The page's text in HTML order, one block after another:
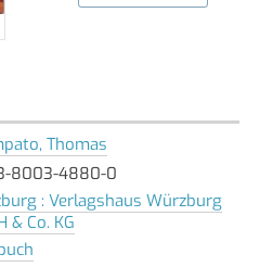
Thomas
8003-4880-0
: Verlagshaus Würzburg
& Co. KG